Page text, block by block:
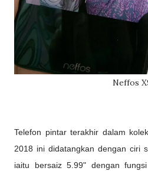
Neffos
Telefon pintar terakhir dalam
2018 ini didatangkan dengan ciri
iaitu bersaiz 5.99" dengan